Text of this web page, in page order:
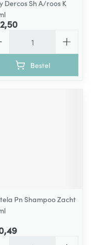
Dercos Sh A/roos K
Bestel
Pn Shampoo Zacht